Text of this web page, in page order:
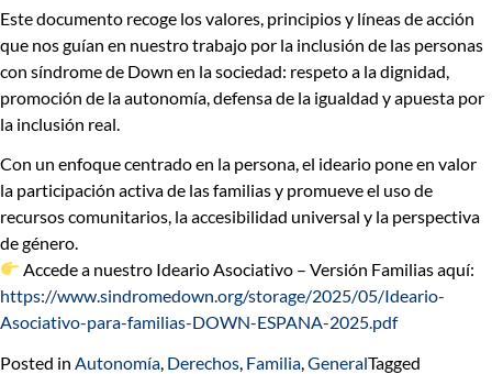
Este documento recoge los valores, principios y líneas de acción
que nos guían en nuestro trabajo por la inclusión de las personas
con síndrome de Down en la sociedad: respeto a la dignidad,
promoción de la autonomía, defensa de la igualdad y apuesta por
la inclusión real.
Con un enfoque centrado en la persona, el ideario pone en valor
la participación activa de las familias y promueve el uso de
recursos comunitarios, la accesibilidad universal y la perspectiva
de género.
Accede a nuestro Ideario Asociativo – Versión Familiasaquí:
https://www.sindromedown.org/storage/2025/05/Ideario-
Asociativo-para-familias-DOWN-ESPANA-2025.pdf
Posted in Autonomía Derechos Familia GeneralTagged